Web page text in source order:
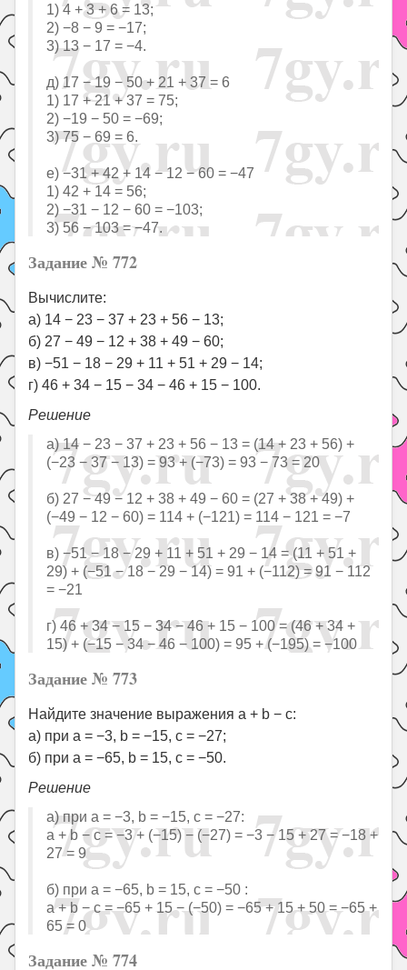
1) 4 + 3 + 6 = 13;
2) −8 − 9 = −17;
3) 13 − 17 = −4.
д) 17 − 19 − 50 + 21 + 37 = 6
1) 17 + 21 + 37 = 75;
2) −19 − 50 = −69;
3) 75 − 69 = 6.
е) −31 + 42 + 14 − 12 − 60 = −47
1) 42 + 14 = 56;
2) −31 − 12 − 60 = −103;
3) 56 − 103 = −47.
Задание № 772
Вычислите:
а) 14 − 23 − 37 + 23 + 56 − 13;
б) 27 − 49 − 12 + 38 + 49 − 60;
в) −51 − 18 − 29 + 11 + 51 + 29 − 14;
г) 46 + 34 − 15 − 34 − 46 + 15 − 100.
Решение
а) 14 − 23 − 37 + 23 + 56 − 13 = (14 + 23 + 56) +
(−23 − 37 − 13) = 93 + (−73) = 93 − 73 = 20
б) 27 − 49 − 12 + 38 + 49 − 60 = (27 + 38 + 49) +
(−49 − 12 − 60) = 114 + (−121) = 114 − 121 = −7
в) −51 − 18 − 29 + 11 + 51 + 29 − 14 = (11 + 51 +
29) + (−51 − 18 − 29 − 14) = 91 + (−112) = 91 − 112
= −21
г) 46 + 34 − 15 − 34 − 46 + 15 − 100 = (46 + 34 +
15) + (−15 − 34 − 46 − 100) = 95 + (−195) = −100
Задание № 773
Найдите значение выражения a + b − c:
а) при a = −3, b = −15, c = −27;
б) при a = −65, b = 15, c = −50.
Решение
а) при a = −3, b = −15, c = −27:
a + b − c = −3 + (−15) − (−27) = −3 − 15 + 27 = −18 +
27 = 9
б) при a = −65, b = 15, c = −50 :
a + b − c = −65 + 15 − (−50) = −65 + 15 + 50 = −65 +
65 = 0
Задание № 774